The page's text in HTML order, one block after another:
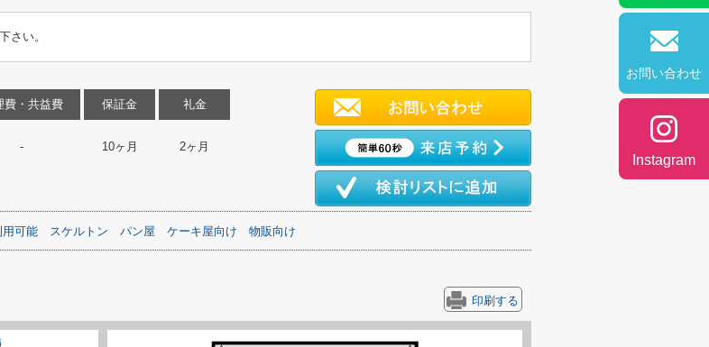
さい。
費・共益費
-
保証金
10ヶ月
礼金
2ヶ月
用可能 スケルトン パン屋 ケーキ屋向け 物販向け
印刷する
お問い合わせ
Instagram